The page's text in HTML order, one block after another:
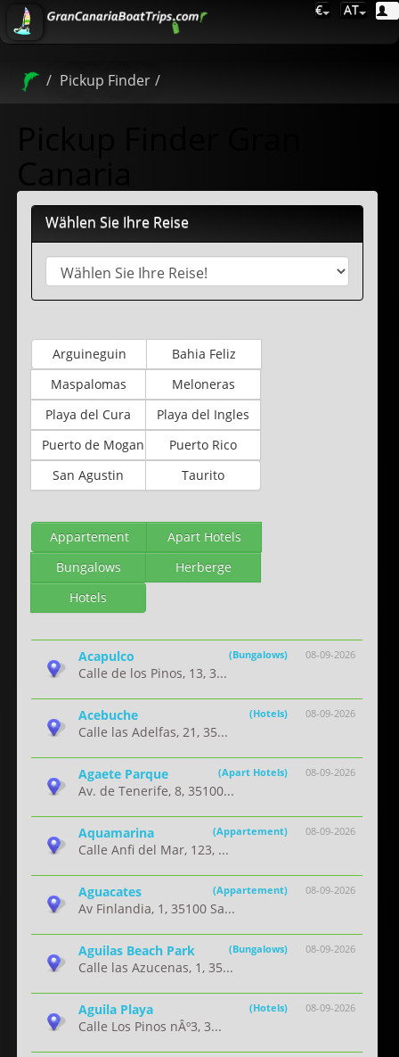
€ AT
Pickup Finder
Wählen Sie Ihre Reise
Arguineguin
Bahia Feliz
Maspalomas
Meloneras
Playa del Cura
Playa del Ingles
Puerto de Mogan
Puerto Rico
San Agustin
Taurito
Appartement
Apart Hotels
Bungalows
Herberge
Hotels
08-09-2026
Acapulco (Bungalows)
Calle de los Pinos, 13, 3...
08-09-2026
Acebuche (Hotels)
Calle las Adelfas, 21, 35...
08-09-2026
Agaete Parque (Apart Hotels)
Av. de Tenerife, 8, 35100...
08-09-2026
Aquamarina (Appartement)
Calle Anfi del Mar, 123, ...
08-09-2026
Aguacates (Appartement)
Av Finlandia, 1, 35100 Sa...
08-09-2026
Aguilas Beach Park (Bungalows)
Calle las Azucenas, 1, 35...
08-09-2026
Aguila Playa (Hotels)
Calle Los Pinos nÂº3, 3...